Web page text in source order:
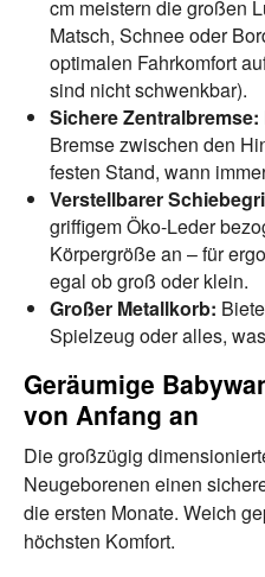
cm meistern die großen
Matsch, Schnee oder
optimalen Fahrkomfort
sind nicht schwenkbar).
Sichere Zentralbremse:
Bremse zwischen den
festen Stand, wann
Verstellbarer
griffigem Öko-Leder
Körpergröße an – für
egal ob groß oder klein.
Großer Metallkorb:
Spielzeug oder alles,
Geräumige
von Anfang an
Die großzügig
Neugeborenen einen
die ersten Monate. Weich
höchsten Komfort.